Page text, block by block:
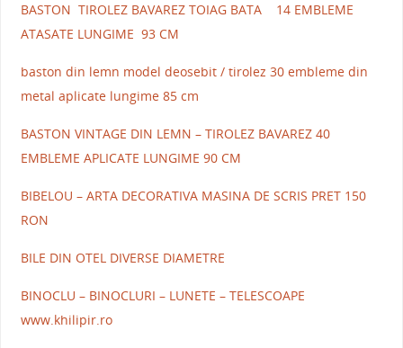
BASTON TIROLEZ BAVAREZ TOIAG BATA 14 EMBLEME
ATASATE LUNGIME 93 CM
baston din lemn model deosebit / tirolez 30 embleme din
metal aplicate lungime 85 cm
BASTON VINTAGE DIN LEMN – TIROLEZ BAVAREZ 40
EMBLEME APLICATE LUNGIME 90 CM
BIBELOU – ARTA DECORATIVA MASINA DE SCRIS PRET 150
RON
BILE DIN OTEL DIVERSE DIAMETRE
BINOCLU – BINOCLURI – LUNETE – TELESCOAPE
www.khilipir.ro